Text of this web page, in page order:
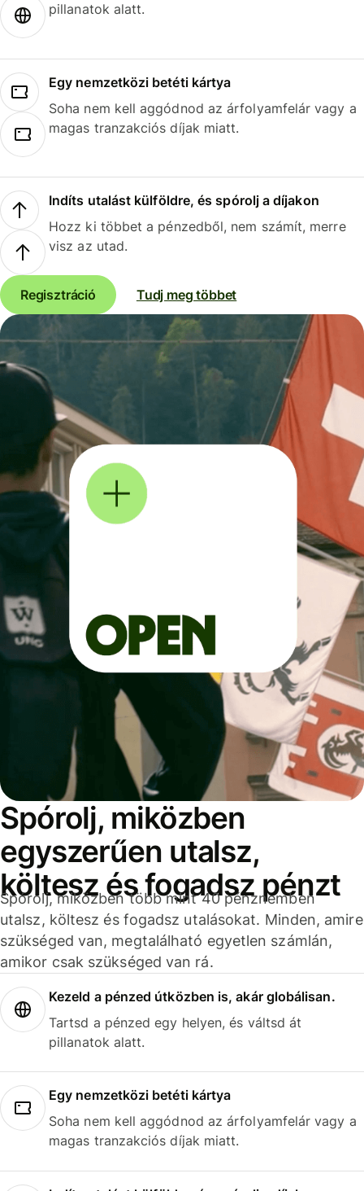
pillanatok alatt.
Egy nemzetközi betéti kártya
Soha nem kell aggódnod az árfolyamfelár vagy a
magas tranzakciós díjak miatt.
Indíts utalást külföldre, és spórolj a díjakon
Hozz ki többet a pénzedből, nem számít, merre
visz az utad.
Regisztráció Tudj meg többet
Spórolj, miközben
egyszerűen utalsz,
költesz és fogadsz pénzt
Spórolj, miközben több mint 40 pénznemben
utalsz, költesz és fogadsz utalásokat. Minden, amire
szükséged van, megtalálható egyetlen számlán,
amikor csak szükséged van rá.
Kezeld a pénzed útközben is, akár globálisan.
Tartsd a pénzed egy helyen, és váltsd át
pillanatok alatt.
Egy nemzetközi betéti kártya
Soha nem kell aggódnod az árfolyamfelár vagy a
magas tranzakciós díjak miatt.